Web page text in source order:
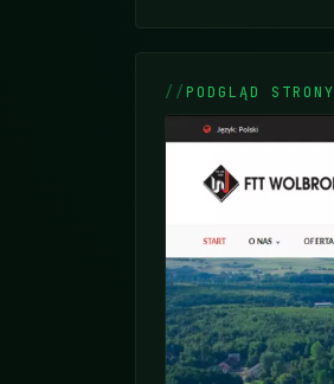
PODGLĄD STRONY